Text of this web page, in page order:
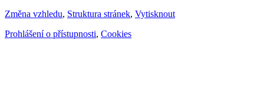
Změna vzhledu, Struktura stránek, Vytisknout
Prohlášení o přístupnosti, Cookies